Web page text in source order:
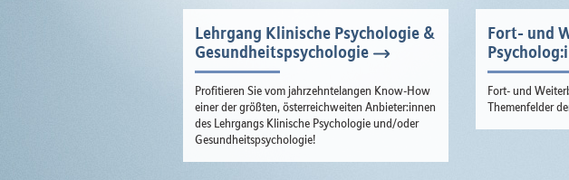
Lehrgang Klinische Psychologie &
Gesundheitspsychologie
Profitieren Sie vom jahrzehntelangen Know-How
einer der größten, österreichweiten Anbieter:innen
des Lehrgangs Klinische Psychologie und/oder
Gesundheitspsychologie!
Fort- und
Fort- und
Themenfelder